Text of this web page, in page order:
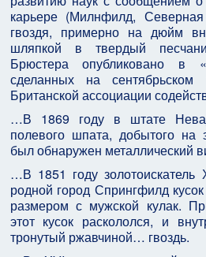
карьере (Милнфилд,
гвоздя, примерно на дюйм
шляпкой в твердый
Брюстера опубликовано в
сделанных на
Британской ассоциации
…В 1869 году в штате
полевого шпата, добытого на
был обнаружен металлический
…В 1851 году золотоискатель
родной город Спрингфилд
размером с мужской кулак.
этот кусок раскололся, и
тронутый ржавчиной… гвоздь.